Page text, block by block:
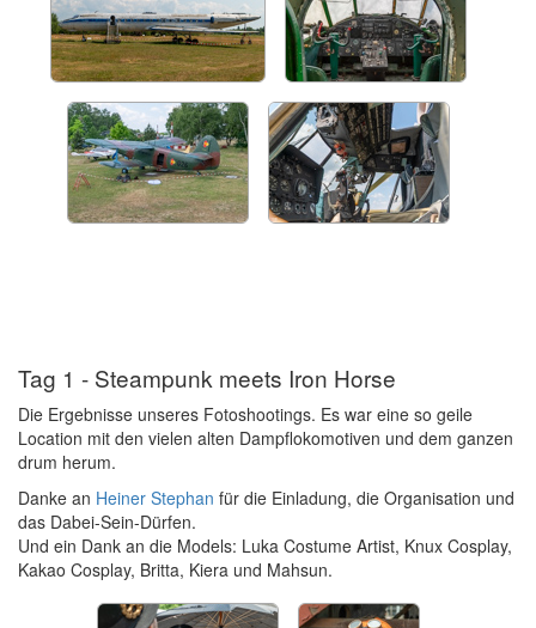
Tag 1 - Steampunk meets Iron Horse
Die Ergebnisse unseres Fotoshootings. Es war eine so geile
Location mit den vielen alten Dampflokomotiven und dem ganzen
drum herum.
Danke an Heiner Stephan für die Einladung, die Organisation und
das Dabei-Sein-Dürfen.
Und ein Dank an die Models: Luka Costume Artist, Knux Cosplay,
Kakao Cosplay, Britta, Kiera und Mahsun.